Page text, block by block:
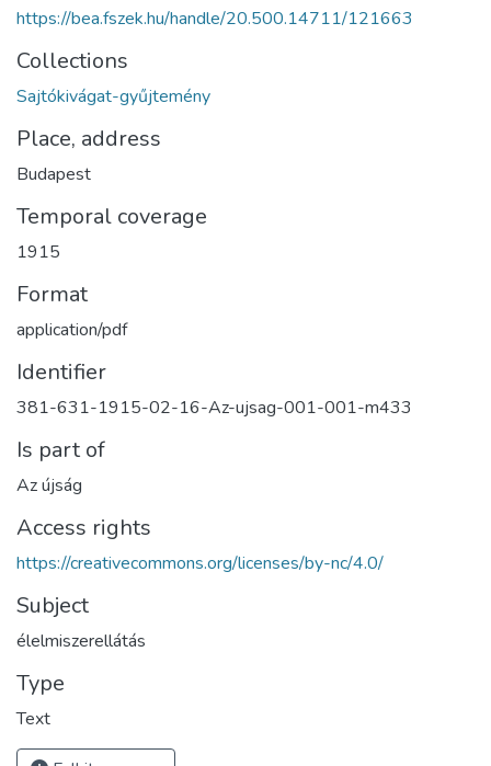
https://bea.fszek.hu/handle/20.500.14711/121663
Collections
Sajtókivágat-gyűjtemény
Place, address
Budapest
Temporal coverage
1915
Format
application/pdf
Identifier
381-631-1915-02-16-Az-ujsag-001-001-m433
Is part of
Az újság
Access rights
https://creativecommons.org/licenses/by-nc/4.0/
Subject
élelmiszerellátás
Type
Text